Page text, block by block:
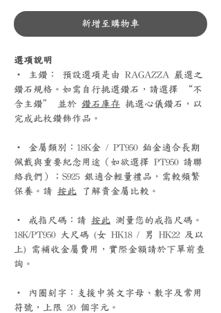
新增至購物車
選項說明
‧ 主鑽： 預設選項是由 RAGAZZA 嚴選之
鑽石規格。如需自行挑選鑽石，請選擇 “不
含主鑽” 並於 鑽石庫存 挑選心儀鑽石，以
完成此枚鑽飾作品。
‧ 金屬類別：18K金 / PT950 鉑金適合長期
佩戴與重要紀念用途（如欲選擇 PT950 請聯
絡我們）；S925 銀適合輕量禮品，需較頻繁
保養。請 按此 了解貴金屬比較。
‧ 戒指尺碼：請 按此 測量您的戒指尺碼。
18K/PT950 大尺碼 (女 HK18 / 男 HK22 及以
上) 需補收金屬費用，實際金額請於下單前查
詢。
‧ 內圈刻字：支援中英文字母、數字及常用
符號，上限 20 個字元。